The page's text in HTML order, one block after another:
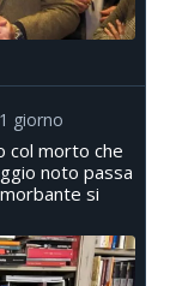
1 giorno
col morto che
noto passa
si